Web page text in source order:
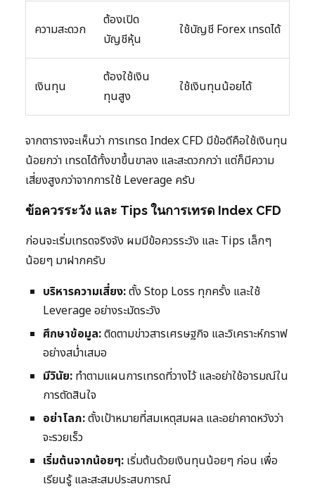
ความสะดวก
ต้องเปิด
บัญชีหุ้น
ใช้บัญชี Forex เทรดได้
เงินทุน
ต้องใช้เงิน
ทุนสูง
ใช้เงินทุนน้อยได้
จากตารางจะเห็นว่า การเทรด Index CFD มีข้อดีคือใช้เงินทุน
น้อยกว่า เทรดได้ทั้งขาขึ้นขาลง และสะดวกกว่า แต่ก็มีความ
เสี่ยงสูงกว่าจากการใช้ Leverage ครับ
ข้อควรระวัง และ Tips ในการเทรด Index CFD
ก่อนจะเริ่มเทรดจริงจัง ผมมีข้อควรระวัง และ Tips เล็กๆ
น้อยๆ มาฝากครับ
บริหารความเสี่ยง:ตั้ง Stop Loss ทุกครั้ง และใช้
Leverage อย่างระมัดระวัง
ศึกษาข้อมูล:ติดตามข่าวสารเศรษฐกิจ และวิเคราะห์กราฟ
อย่างสม่ำเสมอ
มีวินัย: ทำตามแผนการเทรดที่วางไว้ และอย่าใช้อารมณ์ใน
การตัดสินใจ
อย่าโลภ:ตั้งเป้าหมายที่สมเหตุสมผล และอย่าคาดหวังว่า
จะรวยเร็ว
เริ่มต้นจากน้อยๆ: เริ่มต้นด้วยเงินทุนน้อยๆ ก่อน เพื่อ
เรียนรู้ และสะสมประสบการณ์